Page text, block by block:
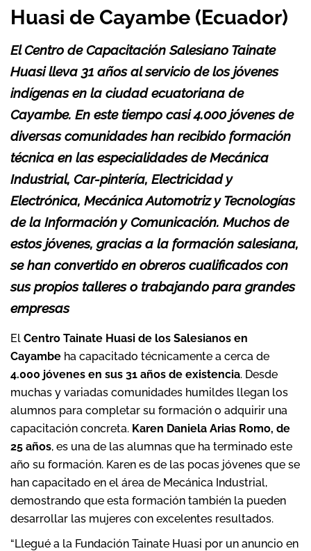
Huasi de Cayambe (Ecuador)
El Centro de Capacitación Salesiano Tainate
Huasi lleva 31 años al servicio de los jóvenes
indígenas en la ciudad ecuatoriana de
Cayambe. En este tiempo casi 4.000 jóvenes de
diversas comunidades han recibido formación
técnica en las especialidades de Mecánica
Industrial, Car-pintería, Electricidad y
Electrónica, Mecánica Automotriz y Tecnologías
de la Información y Comunicación. Muchos de
estos jóvenes, gracias a la formación salesiana,
se han convertido en obreros cualificados con
sus propios talleres o trabajando para grandes
empresas
El Centro Tainate Huasi de los Salesianos en
Cayambe ha capacitado técnicamente a cerca de
4.000 jóvenes en sus 31 años de existencia. Desde
muchas y variadas comunidades humildes llegan los
alumnos para completar su formación o adquirir una
capacitación concreta. Karen Daniela Arias Romo, de
25 años, es una de las alumnas que ha terminado este
año su formación. Karen es de las pocas jóvenes que se
han capacitado en el área de Mecánica Industrial,
demostrando que esta formación también la pueden
desarrollar las mujeres con excelentes resultados.
“Llegué a la Fundación Tainate Huasi por un anuncio en